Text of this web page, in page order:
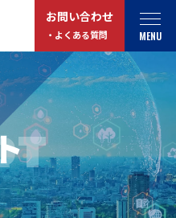
MENU
お問い合わせ
・よくある質問
新情報
役立ちコラム
ライバシーポリシー